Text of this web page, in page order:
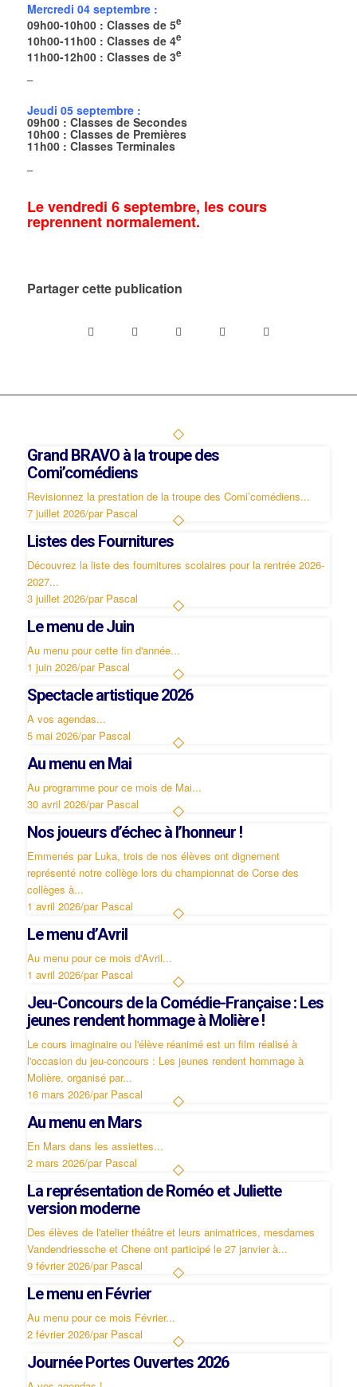
Mercredi 04 septembre :
09h00-10h00 : Classes de 5e
10h00-11h00 : Classes de 4e
11h00-12h00 : Classes de 3e
–
Jeudi 05 septembre :
09h00 : Classes de Secondes
10h00 : Classes de Premières
11h00 : Classes Terminales
–
Le vendredi 6 septembre, les cours
reprennent normalement.
Partager cette publication
Grand BRAVO à la troupe des
Comi’comédiens
Revisionnez la prestation de la troupe des Comi’comédiens...
7 juillet 2026/par Pascal
Listes des Fournitures
Découvrez la liste des fournitures scolaires pour la rentrée 2026-
2027...
3 juillet 2026/par Pascal
Le menu de Juin
Au menu pour cette fin d'année...
1 juin 2026/par Pascal
Spectacle artistique 2026
A vos agendas...
5 mai 2026/par Pascal
Au menu en Mai
Au programme pour ce mois de Mai...
30 avril 2026/par Pascal
Nos joueurs d’échec à l’honneur !
Emmenés par Luka, trois de nos élèves ont dignement
représenté notre collège lors du championnat de Corse des
collèges à...
1 avril 2026/par Pascal
Le menu d’Avril
Au menu pour ce mois d'Avril...
1 avril 2026/par Pascal
Jeu-Concours de la Comédie-Française : Les
jeunes rendent hommage à Molière !
Le cours imaginaire ou l'élève réanimé est un film réalisé à
l'occasion du jeu-concours : Les jeunes rendent hommage à
Molière, organisé par...
16 mars 2026/par Pascal
Au menu en Mars
En Mars dans les assiettes...
2 mars 2026/par Pascal
La représentation de Roméo et Juliette
version moderne
Des élèves de l'atelier théâtre et leurs animatrices, mesdames
Vandendriessche et Chene ont participé le 27 janvier à...
9 février 2026/par Pascal
Le menu en Février
Au menu pour ce mois Février...
2 février 2026/par Pascal
Journée Portes Ouvertes 2026